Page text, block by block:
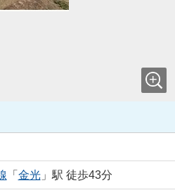
「 金光」駅 徒歩43分